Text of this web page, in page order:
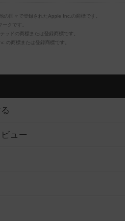
国々で登録されたApple Inc.の商標です。
クです。
ッドの商標または登録商標です。
の商標または登録商標です。
ュー